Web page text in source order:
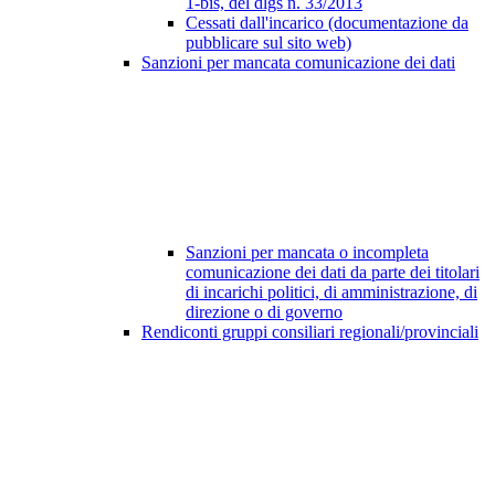
Cessati dall'incarico (documentazione da
pubblicare sul sito web)
Sanzioni per mancata comunicazione dei dati
Sanzioni per mancata o incompleta
comunicazione dei dati da parte dei titolari
di incarichi politici, di amministrazione, di
direzione o di governo
Rendiconti gruppi consiliari regionali/provinciali